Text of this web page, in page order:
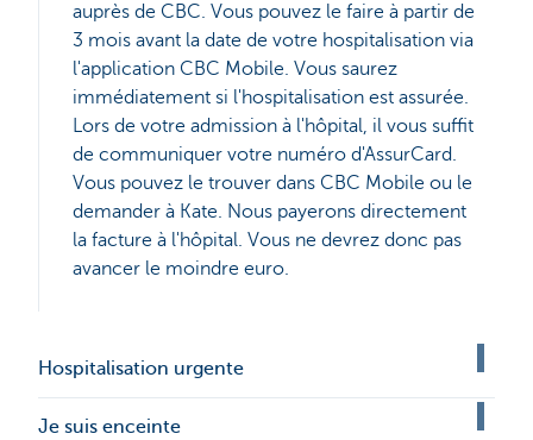
auprès de CBC. Vous pouvez le faire à partir de
3 mois avant la date de votre hospitalisation via
l'application CBC Mobile. Vous saurez
immédiatement si l'hospitalisation est assurée.
Lors de votre admission à l'hôpital, il vous suffit
de communiquer votre numéro d'AssurCard.
Vous pouvez le trouver dans CBC Mobile ou le
demander à Kate. Nous payerons directement
la facture à l'hôpital. Vous ne devrez donc pas
avancer le moindre euro.
Hospitalisation urgente
Je suis enceinte